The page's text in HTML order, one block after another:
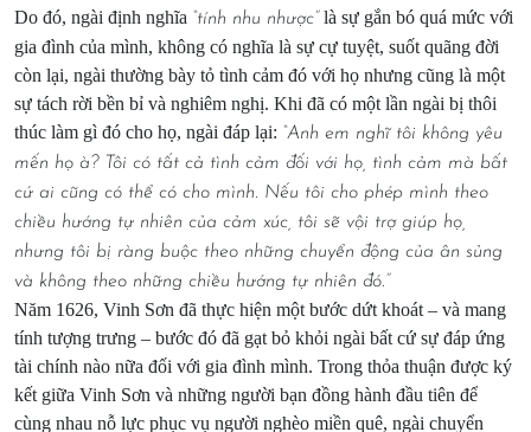
Do đó, ngài định nghĩa “tính nhu nhược”là sự gắn bó quá mức với
gia đình của mình, không có nghĩa là sự cự tuyệt, suốt quãng đời
còn lại, ngài thường bày tỏ tình cảm đó với họ nhưng cũng là một
sự tách rời bền bỉ và nghiêm nghị. Khi đã có một lần ngài bị thôi
thúc làm gì đó cho họ, ngài đáp lại: “Anh em nghĩ tôi không yêu
mến họ à? Tôi có tất cả tình cảm đối với họ, tình cảm mà bất
cứ ai cũng có thể có cho mình. Nếu tôi cho phép mình theo
chiều hướng tự nhiên của cảm xúc, tôi sẽ vội trợ giúp họ,
nhưng tôi bị ràng buộc theo những chuyển động của ân sủng
và không theo những chiều hướng tự nhiên đó.”
Năm 1626, Vinh Sơn đã thực hiện một bước dứt khoát – và mang
tính tượng trưng – bước đó đã gạt bỏ khỏi ngài bất cứ sự đáp ứng
tài chính nào nữa đối với gia đình mình. Trong thỏa thuận được ký
kết giữa Vinh Sơn và những người bạn đồng hành đầu tiên để
cùng nhau nỗ lực phục vụ người nghèo miền quê, ngài chuyển